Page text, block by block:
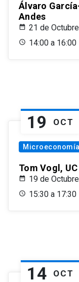
Álvaro
Andes
21 de
14:00 a 16:00
19 OCT
Tom Vogl,
19 de
15:30 a 17:30
14 OCT